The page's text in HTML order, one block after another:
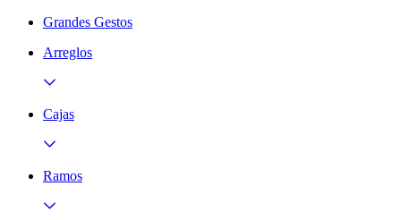
Grandes Gestos
Arreglos
Cajas
Ramos